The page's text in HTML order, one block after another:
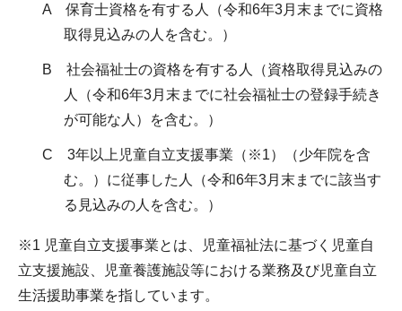
A 保育士資格を有する人（令和6年3月末までに資格
取得見込みの人を含む。）
B 社会福祉士の資格を有する人（資格取得見込みの
人（令和6年3月末までに社会福祉士の登録手続き
が可能な人）を含む。）
C 3年以上児童自立支援事業（※1）（少年院を含
む。）に従事した人（令和6年3月末までに該当す
る見込みの人を含む。）
※1 児童自立支援事業とは、児童福祉法に基づく児童自
立支援施設、児童養護施設等における業務及び児童自立
生活援助事業を指しています。